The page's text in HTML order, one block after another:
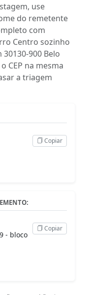
use
do remetente
com
Centro sozinho
900 Belo
CEP na mesma
a triagem
Copiar
- bloco
Copiar